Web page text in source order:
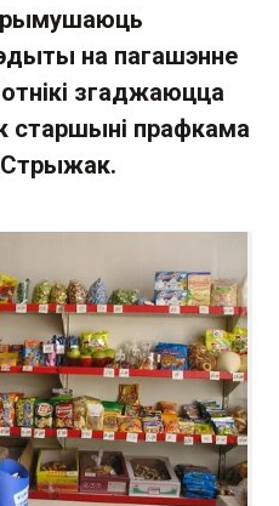
на пагашэнне
згаджаюцца
старшыні прафкама